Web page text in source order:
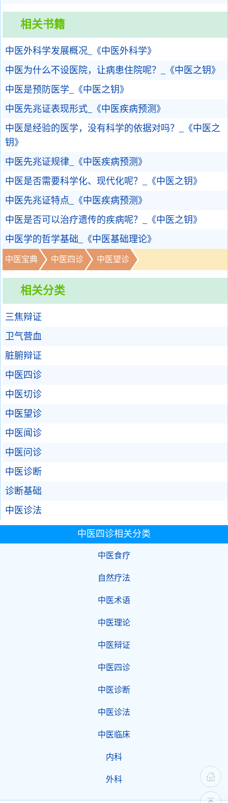
相关书籍
中医外科学发展概况_《中医外科学》
中医为什么不设医院，让病患住院呢？_《中医之钥》
中医是预防医学_《中医之钥》
中医先兆证表现形式_《中医疾病预测》
中医是经验的医学，没有科学的依据对吗？_《中医之
钥》
中医先兆证规律_《中医疾病预测》
中医是否需要科学化、现代化呢？_《中医之钥》
中医先兆证特点_《中医疾病预测》
中医是否可以治疗遗传的疾病呢？_《中医之钥》
中医学的哲学基础_《中医基础理论》
中医宝典 中医四诊 中医望诊
相关分类
三焦辩证
卫气营血
脏腑辩证
中医四诊
中医切诊
中医望诊
中医闻诊
中医问诊
中医诊断
诊断基础
中医诊法
中医四诊相关分类
中医食疗
自然疗法
中医术语
中医理论
中医辩证
中医四诊
中医诊断
中医诊法
中医临床
内科
外科